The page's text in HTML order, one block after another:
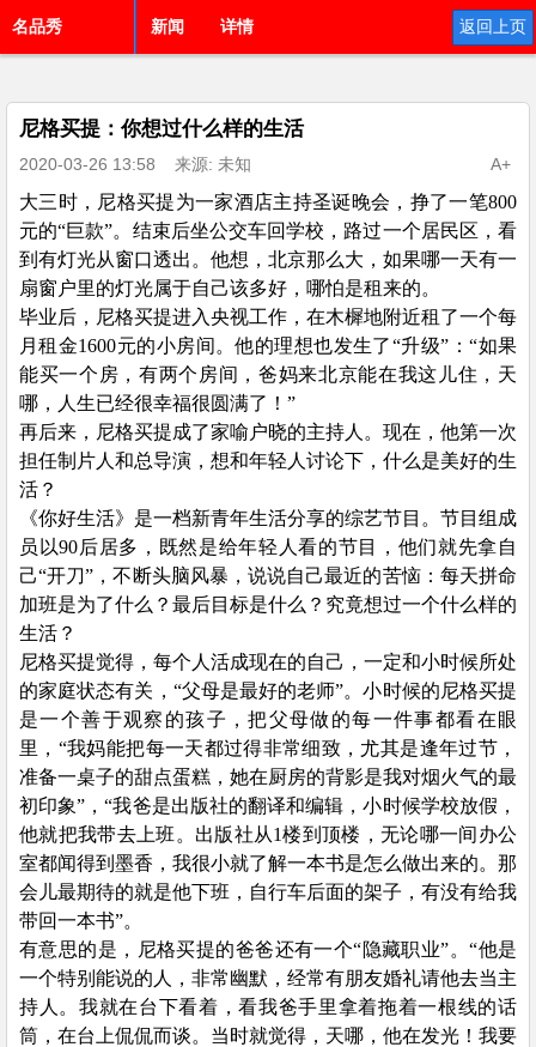
名品秀 新闻 详情 返回上页
尼格买提：你想过什么样的生活
2020-03-26 13:58 来源: 未知 A+
大三时，尼格买提为一家酒店主持圣诞晚会，挣了一笔800
元的“巨款”。结束后坐公交车回学校，路过一个居民区，看
到有灯光从窗口透出。他想，北京那么大，如果哪一天有一
扇窗户里的灯光属于自己该多好，哪怕是租来的。
毕业后，尼格买提进入央视工作，在木樨地附近租了一个每
月租金1600元的小房间。他的理想也发生了“升级”：“如果
能买一个房，有两个房间，爸妈来北京能在我这儿住，天
哪，人生已经很幸福很圆满了！”
再后来，尼格买提成了家喻户晓的主持人。现在，他第一次
担任制片人和总导演，想和年轻人讨论下，什么是美好的生
活？
《你好生活》是一档新青年生活分享的综艺节目。节目组成
员以90后居多，既然是给年轻人看的节目，他们就先拿自
己“开刀”，不断头脑风暴，说说自己最近的苦恼：每天拼命
加班是为了什么？最后目标是什么？究竟想过一个什么样的
生活？
尼格买提觉得，每个人活成现在的自己，一定和小时候所处
的家庭状态有关， “父母是最好的老师”。小时候的尼格买提
是一个善于观察的孩子，把父母做的每一件事都看在眼
里，“我妈能把每一天都过得非常细致，尤其是逢年过节，
准备一桌子的甜点蛋糕，她在厨房的背影是我对烟火气的最
初印象”，“我爸是出版社的翻译和编辑，小时候学校放假，
他就把我带去上班。出版社从1楼到顶楼，无论哪一间办公
室都闻得到墨香，我很小就了解一本书是怎么做出来的。那
会儿最期待的就是他下班，自行车后面的架子，有没有给我
带回一本书”。
有意思的是，尼格买提的爸爸还有一个“隐藏职业”。“他是
一个特别能说的人，非常幽默，经常有朋友婚礼请他去当主
持人。我就在台下看着，看我爸手里拿着拖着一根线的话
筒，在台上侃侃而谈。当时就觉得，天哪，他在发光！我要